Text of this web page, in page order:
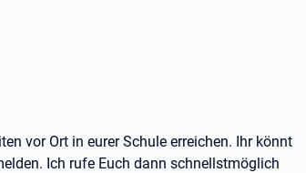
vor Ort in eurer Schule erreichen. Ihr könnt
Ich rufe Euch dann schnellstmöglich